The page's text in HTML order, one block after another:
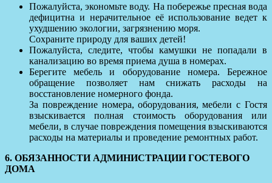
Пожалуйста, экономьте воду. На побережье пресная вода
дефицитна и нерачительное её использование ведет к
ухудшению экологии, загрязнению моря.
Сохраните природу для ваших детей!
Пожалуйста, следите, чтобы камушки не попадали в
канализацию во время приема душа в номерах.
Берегите мебель и оборудование номера. Бережное
обращение позволяет нам снижать расходы на
восстановление номерного фонда.
За повреждение номера, оборудования, мебели с Гостя
взыскивается полная стоимость оборудования или
мебели, в случае повреждения помещения взыскиваются
расходы на материалы и проведение ремонтных работ.
6. ОБЯЗАННОСТИ АДМИНИСТРАЦИИ ГОСТЕВОГО
ДОМА